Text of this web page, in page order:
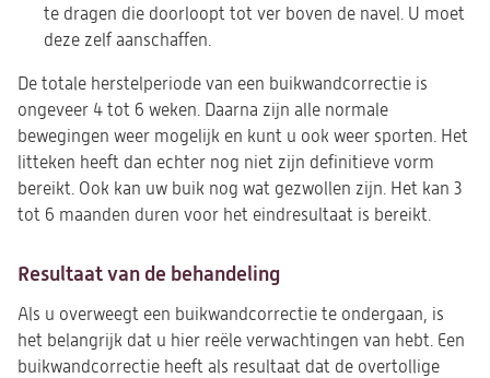
te dragen die doorloopt tot ver boven de navel. U moet
deze zelf aanschaffen.
De totale herstelperiode van een buikwandcorrectie is
ongeveer 4 tot 6 weken. Daarna zijn alle normale
bewegingen weer mogelijk en kunt u ook weer sporten. Het
litteken heeft dan echter nog niet zijn definitieve vorm
bereikt. Ook kan uw buik nog wat gezwollen zijn. Het kan 3
tot 6 maanden duren voor het eindresultaat is bereikt.
Resultaat van de behandeling
Als u overweegt een buikwandcorrectie te ondergaan, is
het belangrijk dat u hier reële verwachtingen van hebt. Een
buikwandcorrectie heeft als resultaat dat de overtollige